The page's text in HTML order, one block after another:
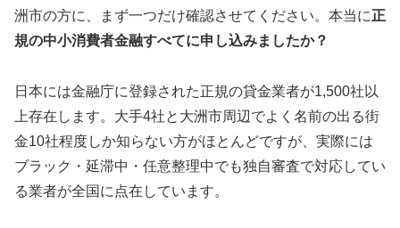
洲市の方に、まず一つだけ確認させてください。本当に正
規の中小消費者金融すべてに申し込みましたか？
日本には金融庁に登録された正規の貸金業者が1,500社以
上存在します。大手4社と大洲市周辺でよく名前の出る街
金10社程度しか知らない方がほとんどですが、実際には
ブラック・延滞中・任意整理中でも独自審査で対応してい
る業者が全国に点在しています。